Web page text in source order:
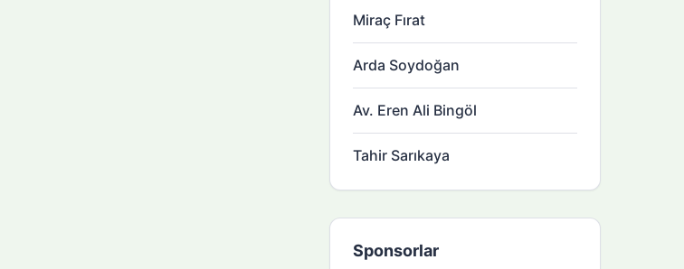
Miraç Fırat
Arda Soydoğan
Av. Eren Ali Bingöl
Tahir Sarıkaya
Sponsorlar